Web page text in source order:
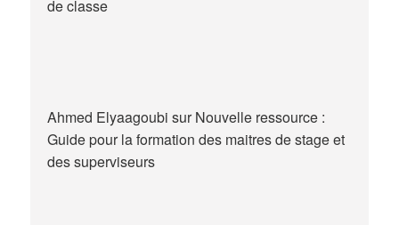
de classe
Ahmed Elyaagoubi surNouvelle ressource :
Guide pour la formation des maitres de stage et
des superviseurs